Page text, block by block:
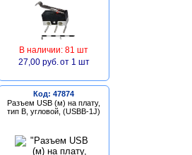
В наличии: 81 шт
27,00 руб. от 1 шт
Код: 47874
Разъем USB (м) на плату,
тип В, угловой, (USBB-1J)